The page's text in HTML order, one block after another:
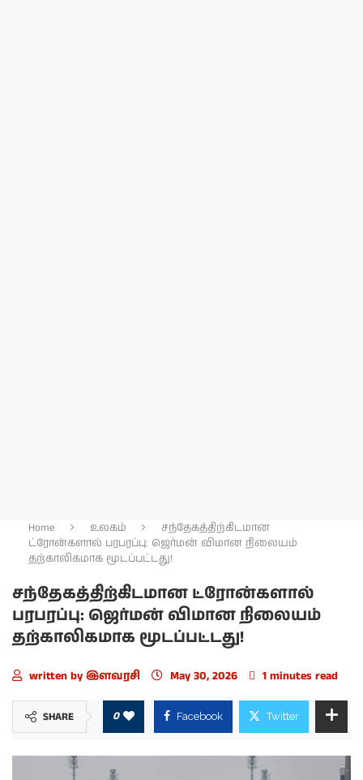
Home உலகம்
சந்தேகத்திற்கிடமான
ட்ரோன்களால் பரபரப்பு: ஜெர்மன் விமான நிலையம்
தற்காலிகமாக மூடப்பட்டது!
சந்தேகத்திற்கிடமான ட்ரோன்களால்
பரபரப்பு: ஜெர்மன் விமான நிலையம்
தற்காலிகமாக மூடப்பட்டது!
written by இளவரசி May 30, 2026 1 minutes read
SHARE 0 Facebook Twitter